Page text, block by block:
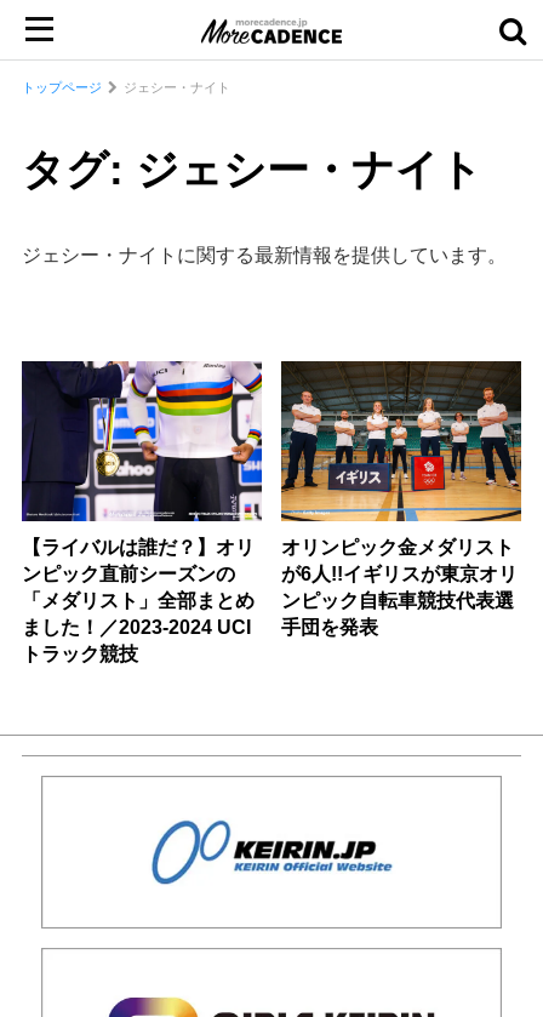
トップページ ジェシー・ナイト
タグ: ジェシー・ナイト
ジェシー・ナイトに関する最新情報を提供しています。
【ライバルは誰だ？】オリ
ンピック直前シーズンの
「メダリスト」全部まとめ
ました！／2023-2024 UCI
トラック競技
オリンピック金メダリスト
が6人!!イギリスが東京オリ
ンピック自転車競技代表選
手団を発表